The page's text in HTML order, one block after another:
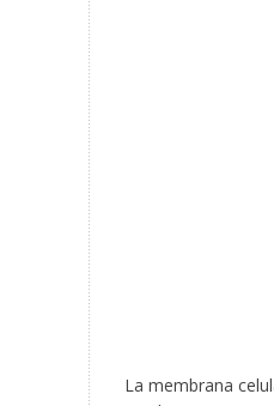
La membrana